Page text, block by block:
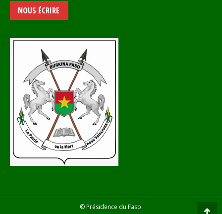
NOUS ÉCRIRE
© Présidence du Faso.